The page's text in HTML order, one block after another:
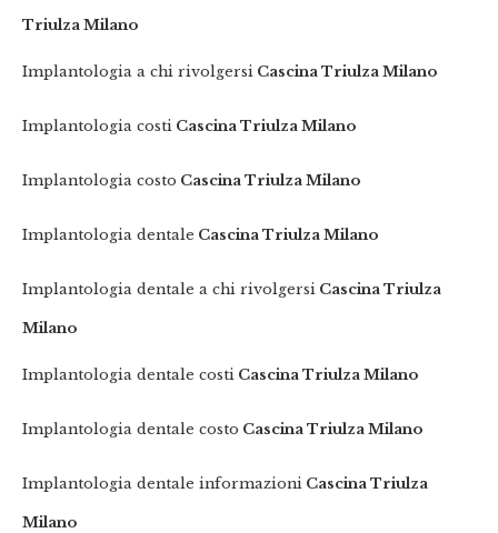
Triulza Milano
Implantologia a chi rivolgersi Cascina Triulza Milano
Implantologia costi Cascina Triulza Milano
Implantologia costo Cascina Triulza Milano
Implantologia dentale Cascina Triulza Milano
Implantologia dentale a chi rivolgersi Cascina Triulza
Milano
Implantologia dentale costi Cascina Triulza Milano
Implantologia dentale costo Cascina Triulza Milano
Implantologia dentale informazioni Cascina Triulza
Milano